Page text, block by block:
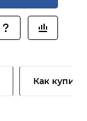
Как купить